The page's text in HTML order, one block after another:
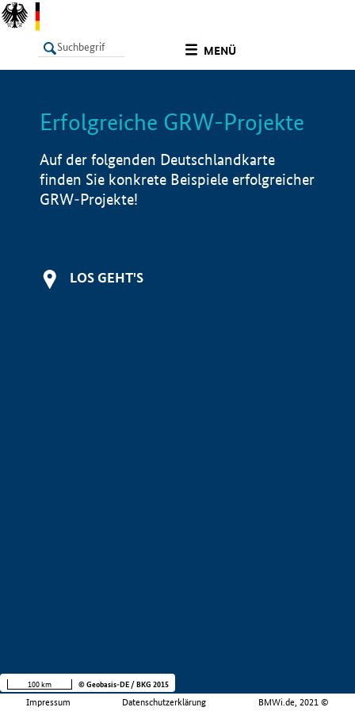
MENÜ
LISTE Info
Erfolgreiche GRW-Projekte
Auf der folgenden Deutschlandkarte
finden Sie konkrete Beispiele erfolgreicher
GRW-Projekte!
LOS GEHT'S
Impressum Datenschutzerklärung BMWi.de, 2021 ©
100 km © Geobasis-DE / BKG 2015